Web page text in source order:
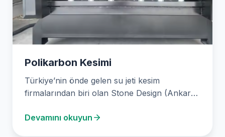
Polikarbon Kesimi
Türkiye’nin önde gelen su jeti kesim
firmalarından biri olan Stone Design (Ankara
Devamını okuyun